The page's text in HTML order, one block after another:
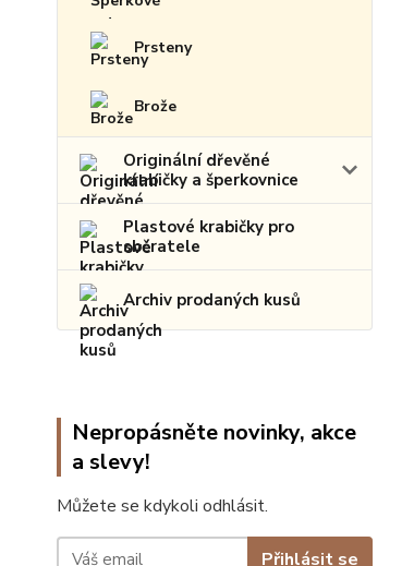
Prsteny
Brože
Originální dřevěné
krabičky a šperkovnice
Plastové krabičky pro
sběratele
Archiv prodaných kusů
Nepropásněte novinky, akce
a slevy!
Můžete se kdykoli odhlásit.
Přihlásit se